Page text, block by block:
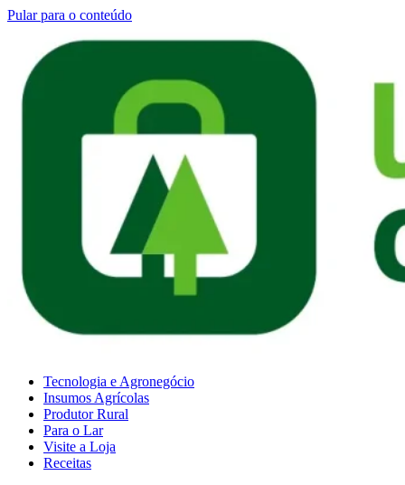
Pular para o conteúdo
Tecnologia e Agronegócio
Insumos Agrícolas
Produtor Rural
Para o Lar
Visite a Loja
Receitas